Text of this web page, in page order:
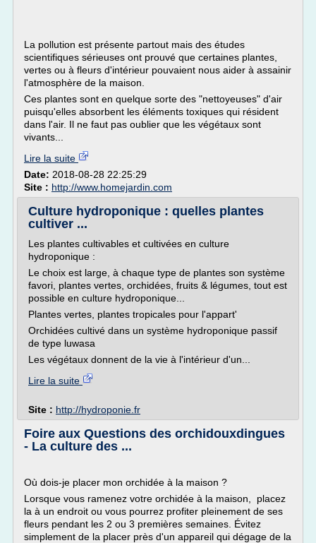
La pollution est présente partout mais des études
scientifiques sérieuses ont prouvé que certaines plantes,
vertes ou à fleurs d'intérieur pouvaient nous aider à assainir
l'atmosphère de la maison.
Ces plantes sont en quelque sorte des "nettoyeuses" d'air
puisqu'elles absorbent les éléments toxiques qui résident
dans l'air. Il ne faut pas oublier que les végétaux sont
vivants...
Lire la suite
Date: 2018-08-28 22:25:29
Site : http://www.homejardin.com
Culture hydroponique : quelles plantes
cultiver ...
Les plantes cultivables et cultivées en culture
hydroponique :
Le choix est large, à chaque type de plantes son système
favori, plantes vertes, orchidées, fruits & légumes, tout est
possible en culture hydroponique...
Plantes vertes, plantes tropicales pour l'appart'
Orchidées cultivé dans un système hydroponique passif
de type luwasa
Les végétaux donnent de la vie à l'intérieur d'un...
Lire la suite
Site : http://hydroponie.fr
Foire aux Questions des orchidouxdingues
- La culture des ...
Où dois-je placer mon orchidée à la maison ?
Lorsque vous ramenez votre orchidée à la maison, placez
la à un endroit ou vous pourrez profiter pleinement de ses
fleurs pendant les 2 ou 3 premières semaines. Évitez
simplement de la placer près d'un appareil qui dégage de la